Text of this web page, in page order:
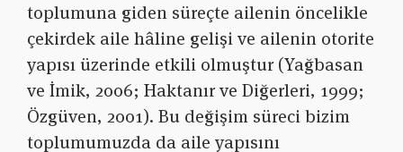
toplumuna giden süreçte ailenin öncelikle
çekirdek aile hâline gelişi ve ailenin otorite
yapısı üzerinde etkili olmuştur (Yağbasan
ve İmik, 2006; Haktanır ve Diğerleri, 1999;
Özgüven, 2001). Bu değişim süreci bizim
toplumumuzda da aile yapısını